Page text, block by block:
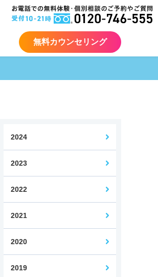
Web担当者コース
無料カウンセリング
2024
2023
2022
2021
2020
2019